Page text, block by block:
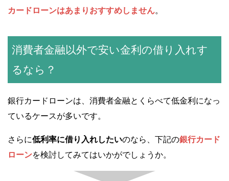
カードローンはあまりおすすめしません。
消費者金融以外で安い金利の借り入れす
るなら？
銀行カードローンは、消費者金融とくらべて低金利になっ
ているケースが多いです。
さらに低利率に借り入れしたいのなら、下記の銀行カード
ローンを検討してみてはいかがでしょうか。